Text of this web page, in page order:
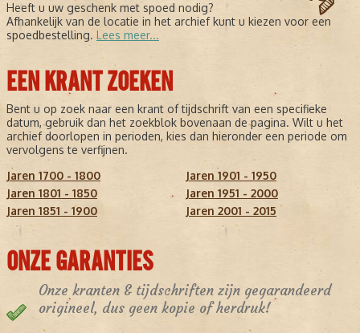
Heeft u uw geschenk met spoed nodig?
Afhankelijk van de locatie in het archief kunt u kiezen voor een
spoedbestelling. Lees meer...
EEN KRANT ZOEKEN
Bent u op zoek naar een krant of tijdschrift van een specifieke
datum, gebruik dan het zoekblok bovenaan de pagina. Wilt u het
archief doorlopen in perioden, kies dan hieronder een periode om
vervolgens te verfijnen.
Jaren 1700 - 1800
Jaren 1801 - 1850
Jaren 1851 - 1900
Jaren 1901 - 1950
Jaren 1951 - 2000
Jaren 2001 - 2015
ONZE GARANTIES
Onze kranten & tijdschriften zijn gegarandeerd
origineel, dus geen kopie of herdruk!